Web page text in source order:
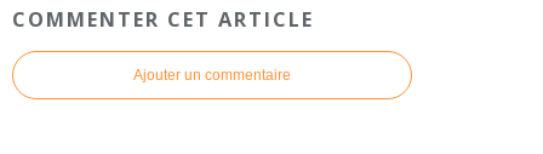
COMMENTER CET ARTICLE
Ajouter un commentaire